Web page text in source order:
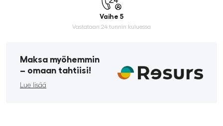
Vaihe 5
Vastataan 24 tunnin kuluessa
Maksa myöhemmin
­– omaan tahtiisi!
Lue lisää